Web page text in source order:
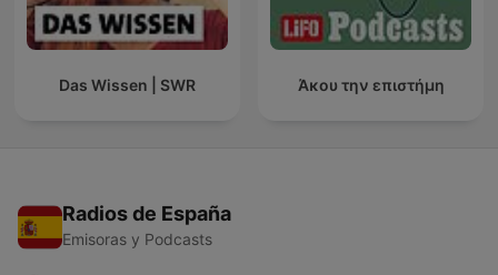
Das Wissen | SWR Άκου την επιστήμη
Radios de España
Emisoras y Podcasts